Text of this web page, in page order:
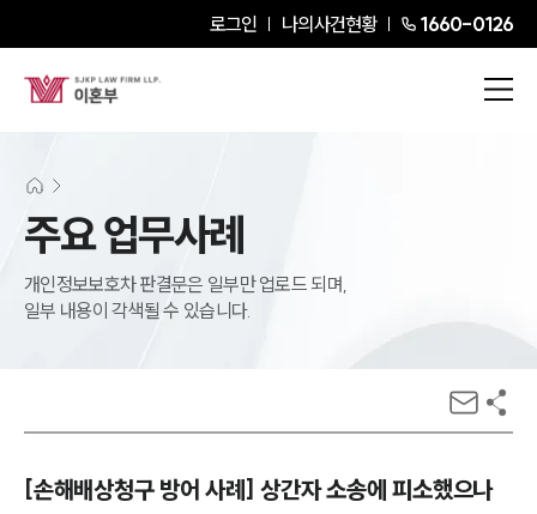
로그인 나의사건현황 1660-0126
주요 업무사례
개인정보보호차 판결문은 일부만 업로드 되며,
일부 내용이 각색될 수 있습니다.
[손해배상청구 방어 사례] 상간자 소송에 피소했으나